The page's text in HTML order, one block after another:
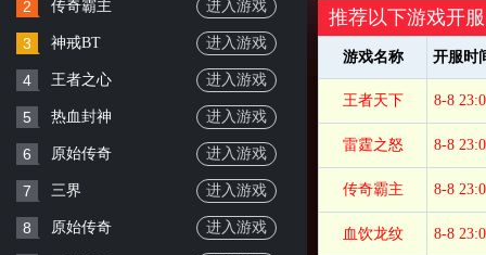
2 传奇霸主 进入游戏
3 神戒BT 进入游戏
4 王者之心 进入游戏
5 热血封神 进入游戏
6 原始传奇 进入游戏
7 三界 进入游戏
8 原始传奇 进入游戏
推荐以下游戏开服
游戏名称 开服时
王者天下 8-8
雷霆之怒 8-8
传奇霸主 8-8
血饮龙纹 8-8